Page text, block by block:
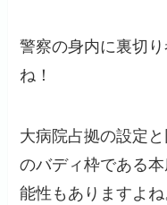
警察の身内に裏切
ね！
大病院占拠の設定
のバディ枠である
能性もありますよね